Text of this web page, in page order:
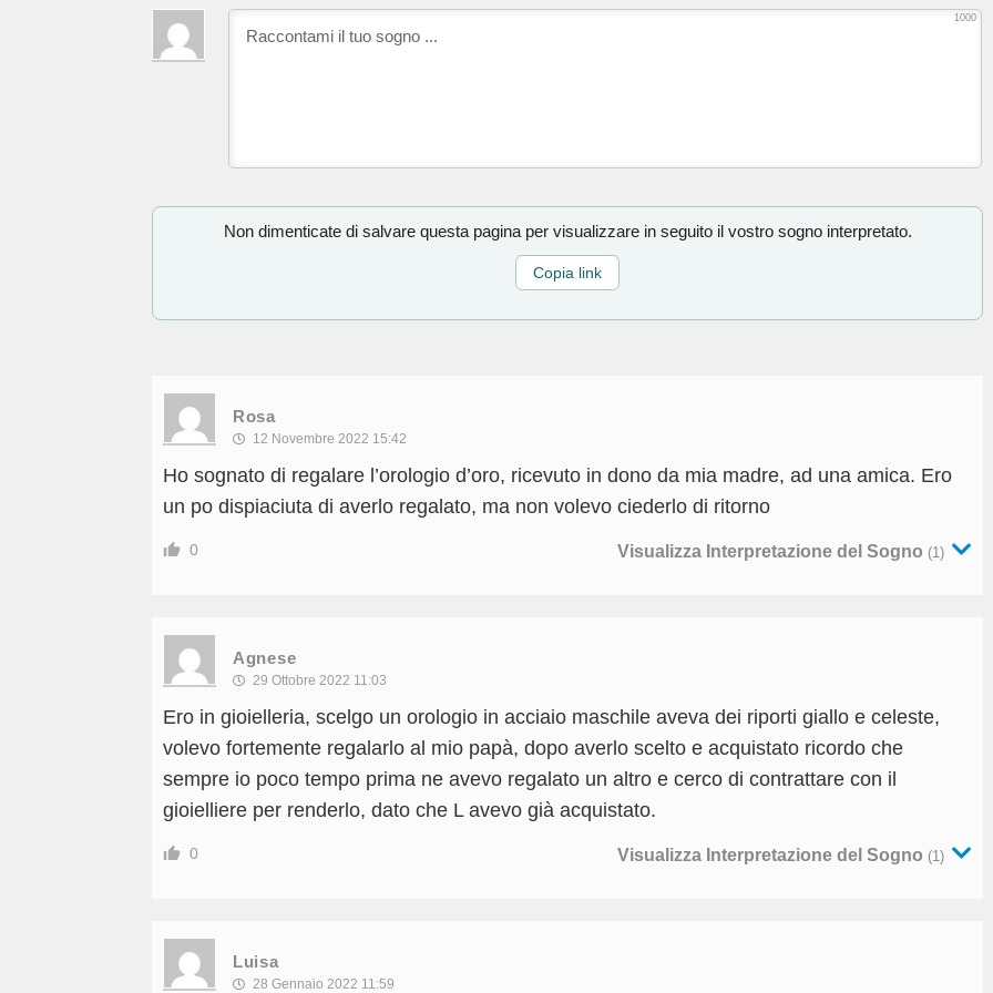
1000
Non dimenticate di salvare questa pagina per visualizzare in seguito il vostro sogno interpretato.
Copia link
Rosa
12 Novembre 2022 15:42
Ho sognato di regalare l’orologio d’oro, ricevuto in dono da mia madre, ad una amica. Ero
un po dispiaciuta di averlo regalato, ma non volevo ciederlo di ritorno
0 Visualizza Interpretazione del Sogno (1)
Agnese
29 Ottobre 2022 11:03
Ero in gioielleria, scelgo un orologio in acciaio maschile aveva dei riporti giallo e celeste,
volevo fortemente regalarlo al mio papà, dopo averlo scelto e acquistato ricordo che
sempre io poco tempo prima ne avevo regalato un altro e cerco di contrattare con il
gioielliere per renderlo, dato che L avevo già acquistato.
0 Visualizza Interpretazione del Sogno (1)
Luisa
28 Gennaio 2022 11:59